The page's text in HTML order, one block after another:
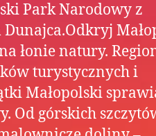
Park Narodowy z
łonie natury.
turystycznych i
Małopolski
Od górskich